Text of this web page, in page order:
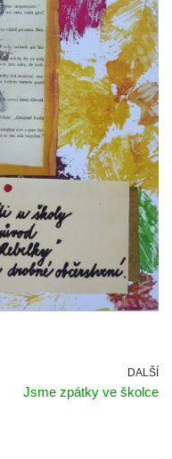
DALŠÍ
Jsme zpátky ve školce